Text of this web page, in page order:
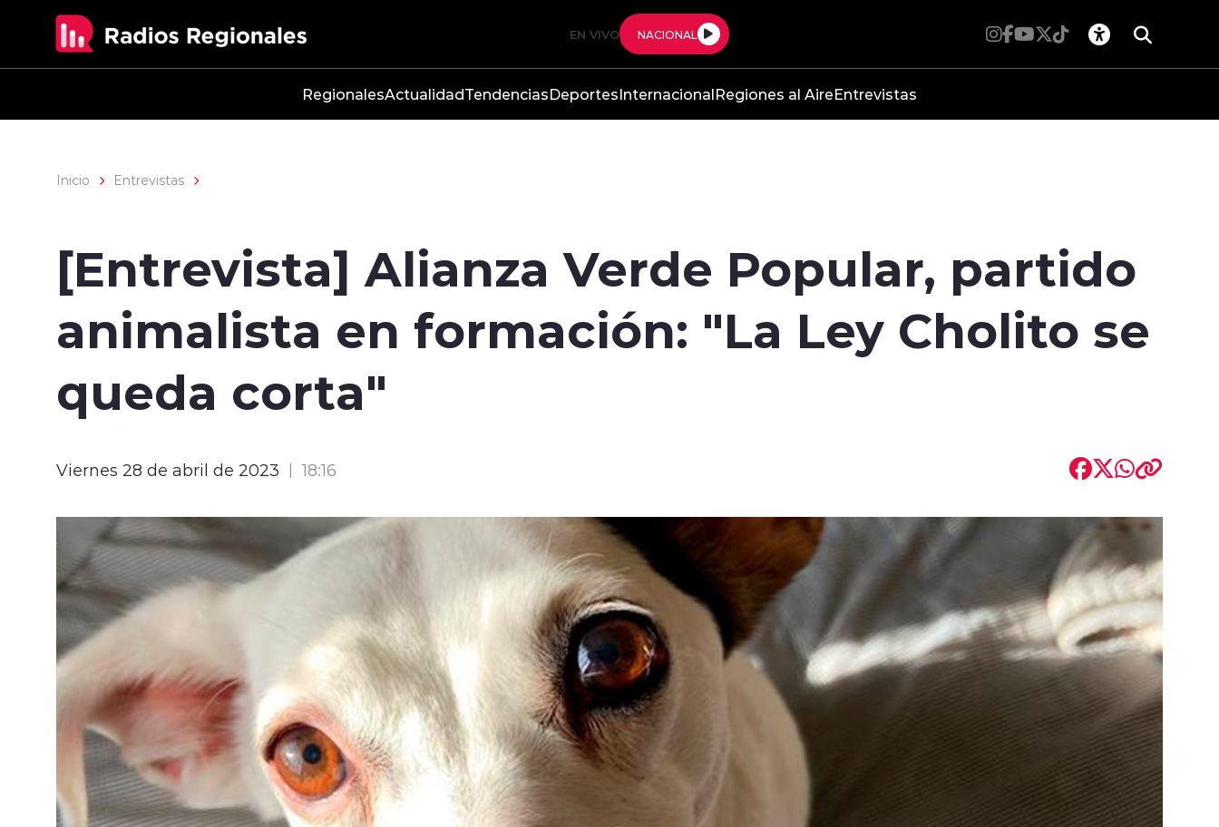
EN VIVO NACIONAL
RegionalesActualidadTendenciasDeportesInternacionalRegiones al AireEntrevistas
Inicio Entrevistas
[Entrevista] Alianza Verde Popular, partido
animalista en formación: "La Ley Cholito se
queda corta"
Viernes 28 de abril de 2023 18:16